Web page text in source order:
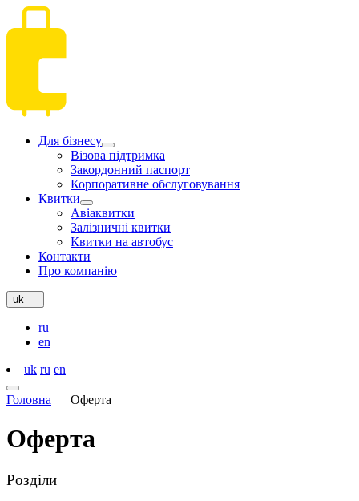
Для бізнесу
Візова підтримка
Закордонний паспорт
Корпоративне обслуговування
Квитки
Авіаквитки
Залізничні квитки
Квитки на автобус
Контакти
Про компанію
uk
ru
en
uk ru en
Головна Оферта
Оферта
Розділи